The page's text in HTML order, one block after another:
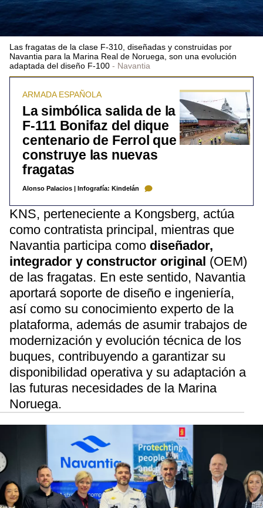
Las fragatas de la clase F-310, diseñadas y construidas por
Navantia para la Marina Real de Noruega, son una evolución
adaptada del diseño F-100
Navantia
ARMADA ESPAÑOLA
La simbólica salida de la
F-111 Bonifaz del dique
centenario de Ferrol que
construye las nuevas
fragatas
Alonso Palacios Infografía: Kindelán
KNS, perteneciente a Kongsberg, actúa
como contratista principal, mientras que
Navantia participa como diseñador,
integrador y constructor original (OEM)
de las fragatas. En este sentido, Navantia
aportará soporte de diseño e ingeniería,
así como su conocimiento experto de la
plataforma, además de asumir trabajos de
modernización y evolución técnica de los
buques, contribuyendo a garantizar su
disponibilidad operativa y su adaptación a
las futuras necesidades de la Marina
Noruega.